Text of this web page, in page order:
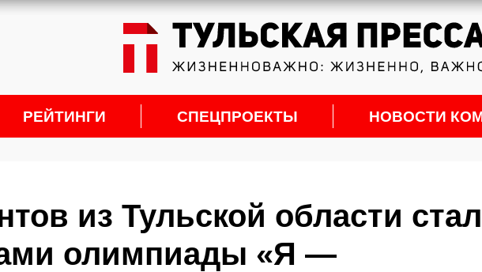
РЕЙТИНГИ СПЕЦПРОЕКТЫ НОВОСТИ
из Тульской области
олимпиады «Я —